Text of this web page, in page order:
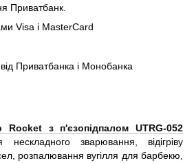
Приватбанк.
Visa і MasterCard
Приватбанка і Монобанка
Rocket з п'єзопідпалом UTRG-052
нескладного зварювання, відігріву
розпалювання вугілля для барбекю,